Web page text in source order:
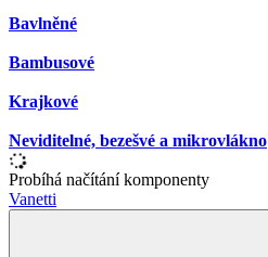
Bavlněné
Bambusové
Krajkové
Neviditelné, bezešvé a mikrovlákno
Probíhá načítání komponenty
Vanetti